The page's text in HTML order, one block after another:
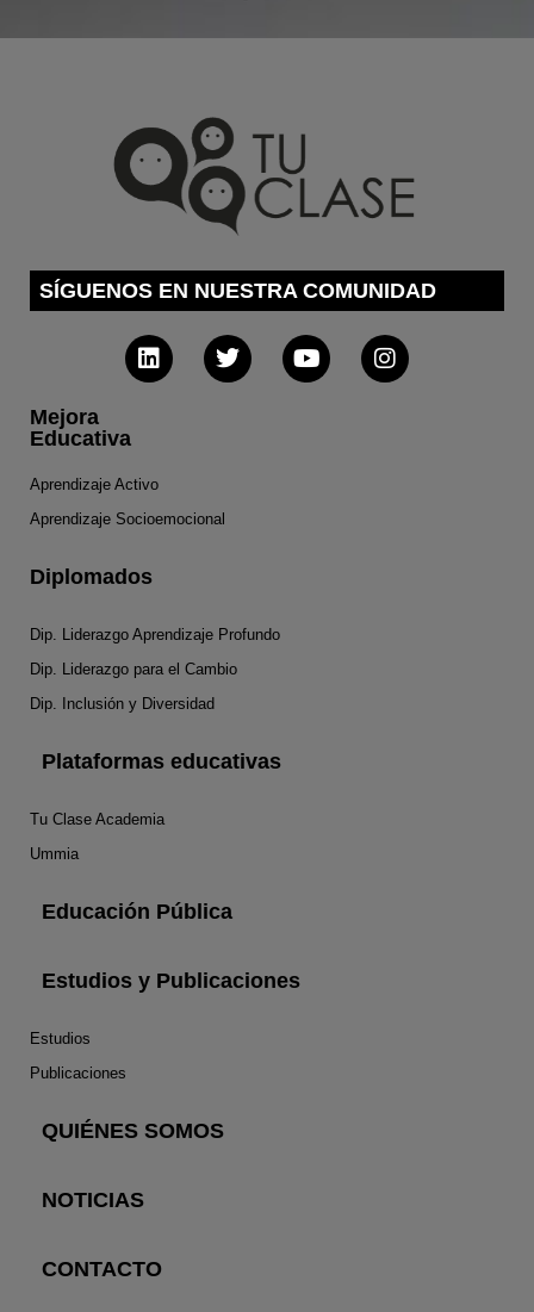
SÍGUENOS EN NUESTRA COMUNIDAD
Mejora
Educativa
Aprendizaje Activo
Aprendizaje Socioemocional
Diplomados
Dip. Liderazgo Aprendizaje Profundo
Dip. Liderazgo para el Cambio
Dip. Inclusión y Diversidad
Plataformas educativas
Tu Clase Academia
Ummia
Educación Pública
Estudios y Publicaciones
Estudios
Publicaciones
QUIÉNES SOMOS
NOTICIAS
CONTACTO